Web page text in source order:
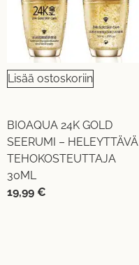
Lisää ostoskoriin
BIOAQUA 24K GOLD
SEERUMI – HELEYTTÄVÄ
TEHOKOSTEUTTAJA
30ML
19,99 €